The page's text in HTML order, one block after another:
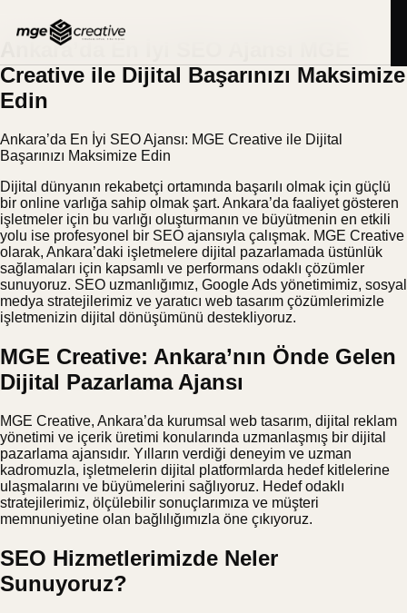
Ankara’da En İyi SEO Ajansı MGE
Creative ile Dijital Başarınızı Maksimize
Edin
Ankara’da En İyi SEO Ajansı: MGE Creative ile Dijital
Başarınızı Maksimize Edin
Dijital dünyanın rekabetçi ortamında başarılı olmak için güçlü
bir online varlığa sahip olmak şart. Ankara’da faaliyet gösteren
işletmeler için bu varlığı oluşturmanın ve büyütmenin en etkili
yolu ise profesyonel bir SEO ajansıyla çalışmak. MGE Creative
olarak, Ankara’daki işletmelere dijital pazarlamada üstünlük
sağlamaları için kapsamlı ve performans odaklı çözümler
sunuyoruz. SEO uzmanlığımız, Google Ads yönetimimiz, sosyal
medya stratejilerimiz ve yaratıcı web tasarım çözümlerimizle
işletmenizin dijital dönüşümünü destekliyoruz.
MGE Creative: Ankara’nın Önde Gelen
Dijital Pazarlama Ajansı
MGE Creative, Ankara’da kurumsal web tasarım, dijital reklam
yönetimi ve içerik üretimi konularında uzmanlaşmış bir dijital
pazarlama ajansıdır. Yılların verdiği deneyim ve uzman
kadromuzla, işletmelerin dijital platformlarda hedef kitlelerine
ulaşmalarını ve büyümelerini sağlıyoruz. Hedef odaklı
stratejilerimiz, ölçülebilir sonuçlarımıza ve müşteri
memnuniyetine olan bağlılığımızla öne çıkıyoruz.
SEO Hizmetlerimizde Neler
Sunuyoruz?